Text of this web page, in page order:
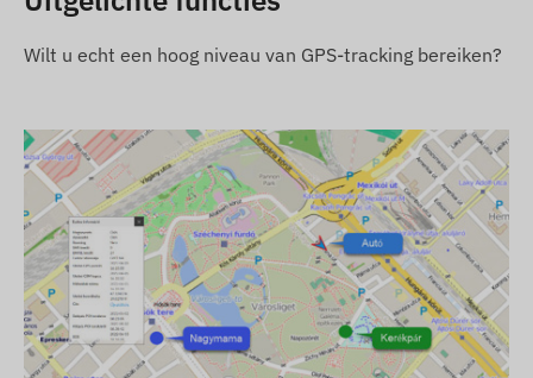
Als u het apparaat, het software-abonnement
apparaat en de SIM-kaart gebruiksklaar met de
software en zorgen wij voor het continue
onderhoud van de kaart - u hoeft zich hier geen
zorgen over te maken.
Als u naast e-mailmeldingen ook gebruik wilt
maken van onze SMS-alarmdienst, koop dan een
SMS-kredietkaart, beschikbaar in onze webwinkel
bij de producten gerelateerd aan het apparaat.
Wilt u echt een hoog niveau van GPS-tracking bereiken?